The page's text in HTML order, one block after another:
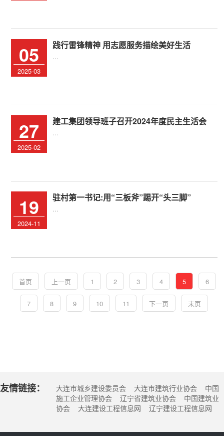
05
2025-03
践行雷锋精神 用志愿服务描绘美好生活
...
27
2025-02
建工集团领导班子召开2024年度民主生活会
...
19
2024-11
驻村第一书记:用“三板斧”踢开“头三脚”
...
首页 上一页 1 2 3 4 5 6
7 8 9 10 11 下一页 末页
友情链接：
大连市城乡建设委员会 大连市建筑行业协会 中国
施工企业管理协会 辽宁省建筑业协会 中国建筑业
协会 大连建设工程信息网 辽宁建设工程信息网